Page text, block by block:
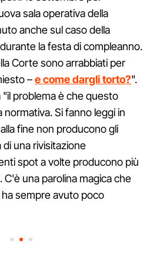
sala operativa della
anche sul caso della
la festa di compleanno.
Corte sono arrabbiati per
–e come dargli torto?".
"il problema è che questo
normativa. Si fanno leggi in
fine non producono gli
una rivisitazione
spot a volte producono più
una parolina magica che
sempre avuto poco